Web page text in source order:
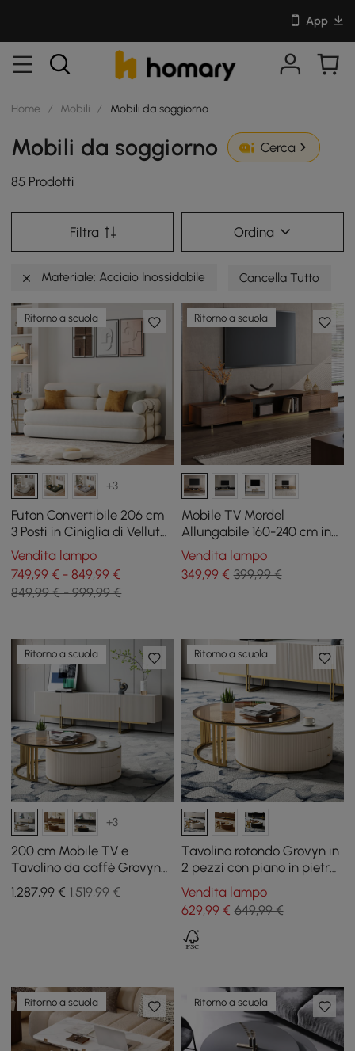
App
Home / Mobili / Mobili da soggiorno
Mobili da soggiorno Cerca
85 Prodotti
Filtra Ordina
Materiale: Acciaio Inossidabile Cancella Tutto
Ritorno a scuola
+3
Futon Convertibile 206 cm
3 Posti in Ciniglia di Velluto
4 in 1
Vendita lampo
749,99 € - 849,99 €
849,99 € - 999,99 €
Ritorno a scuola
Mobile TV Mordel
Allungabile 160-240 cm in
Noce con Contenitore
Vendita lampo
349,99€ 399,99 €
Ritorno a scuola
+3
200 cm Mobile TV e
Tavolino da caffè Grovyn
con funzione a nido d'ape
1.287,99 € 1.519,99 €
Ritorno a scuola
Tavolino rotondo Grovyn in
2 pezzi con piano in pietra
sinterizzata
Vendita lampo
629,99€ 649,99 €
Ritorno a scuola Ritorno a scuola